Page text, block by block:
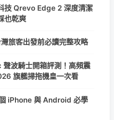
技 Qrevo Edge 2 深度清潔
也乾爽
旅客出發前必讀完整攻略
波騎士開箱評測！高頻震
旗艦掃拖機皇一次看
iPhone 與 Android 必學